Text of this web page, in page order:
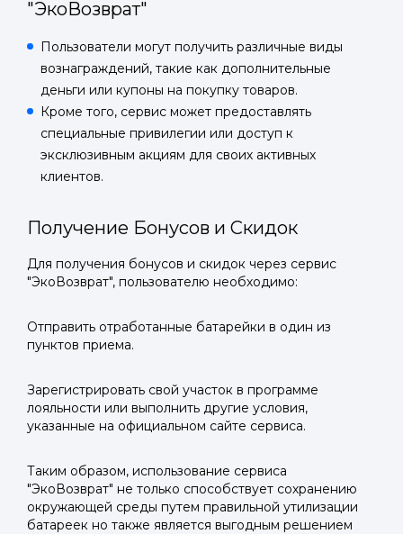
"ЭкоВозврат"
Пользователи могут получить различные виды
вознаграждений, такие как дополнительные
деньги или купоны на покупку товаров.
Кроме того, сервис может предоставлять
специальные привилегии или доступ к
эксклюзивным акциям для своих активных
клиентов.
Получение Бонусов и Скидок
Для получения бонусов и скидок через сервис
"ЭкоВозврат", пользователю необходимо:
Отправить отработанные батарейки в один из
пунктов приема.
Зарегистрировать свой участок в программе
лояльности или выполнить другие условия,
указанные на официальном сайте сервиса.
Таким образом, использование сервиса
"ЭкоВозврат" не только способствует сохранению
окружающей среды путем правильной утилизации
батареек но также является выгодным решением